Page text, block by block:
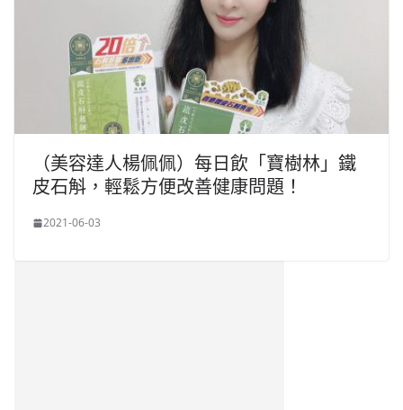
（美容達人楊佩佩）每日飲「寶樹林」鐵
皮石斛，輕鬆方便改善健康問題！
2021-06-03